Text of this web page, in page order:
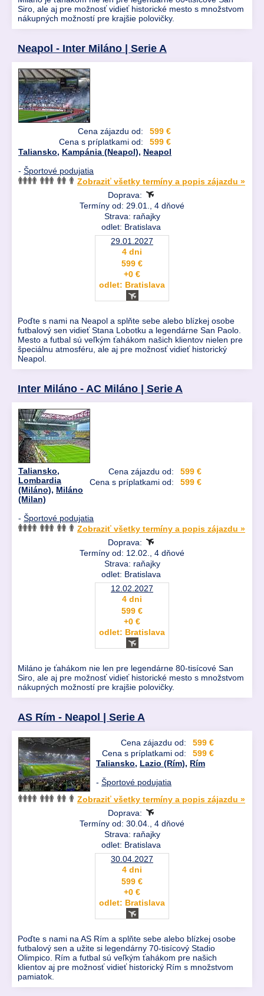
Siro, ale aj pre možnosť vidieť historické mesto s množstvom
nákupných možností pre krajšie polovičky.
Neapol - Inter Miláno | Serie A
Cena zájazdu od:
599 €
Cena s príplatkami od:
599 €
Taliansko, Kampánia (Neapol), Neapol
- Športové podujatia
Zobraziť všetky termíny a popis zájazdu »
Doprava:
Termíny od: 29.01., 4 dňové
Strava: raňajky
odlet: Bratislava
29.01.2027
4 dni
599 €
+0 €
odlet: Bratislava
Poďte s nami na Neapol a splňte sebe alebo blízkej osobe
futbalový sen vidieť Stana Lobotku a legendárne San Paolo.
Mesto a futbal sú veľkým ťahákom našich klientov nielen pre
špeciálnu atmosféru, ale aj pre možnosť vidieť historický
Neapol.
Inter Miláno - AC Miláno | Serie A
Cena zájazdu od:
599 €
Cena s príplatkami od:
599 €
Taliansko,
Lombardia
(Miláno), Miláno
(Milan)
- Športové podujatia
Zobraziť všetky termíny a popis zájazdu »
Doprava:
Termíny od: 12.02., 4 dňové
Strava: raňajky
odlet: Bratislava
12.02.2027
4 dni
599 €
+0 €
odlet: Bratislava
Miláno je ťahákom nie len pre legendárne 80-tisícové San
Siro, ale aj pre možnosť vidieť historické mesto s množstvom
nákupných možností pre krajšie polovičky.
AS Rím - Neapol | Serie A
Cena zájazdu od:
599 €
Cena s príplatkami od:
599 €
Taliansko, Lazio (Rím), Rím
- Športové podujatia
Zobraziť všetky termíny a popis zájazdu »
Doprava:
Termíny od: 30.04., 4 dňové
Strava: raňajky
odlet: Bratislava
30.04.2027
4 dni
599 €
+0 €
odlet: Bratislava
Poďte s nami na AS Rím a splňte sebe alebo blízkej osobe
futbalový sen a užite si legendárny 70-tisícový Stadio
Olimpico. Rím a futbal sú veľkým ťahákom pre našich
klientov aj pre možnosť vidieť historický Rím s množstvom
pamiatok.